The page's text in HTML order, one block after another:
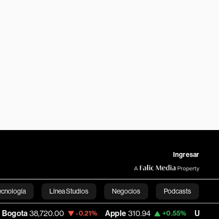
Ingresar
Línea Studios Negocios Podcasts
English-0.21% Apple 310.94 +0.55% USD COP